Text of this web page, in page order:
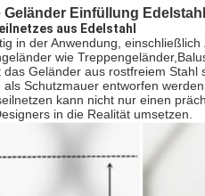
Einfüllung
aus Edelstahl
in der Anwendung,
wie
Geländer aus rostfreiem
Schutzmauer entworfen
kann nicht nur einen
in die Realität umsetzen.